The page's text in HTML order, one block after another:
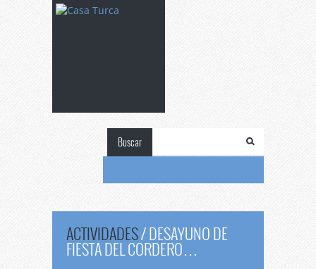
Buscar
ACTIVIDADES/DESAYUNO DE
FIESTA DEL CORDERO…